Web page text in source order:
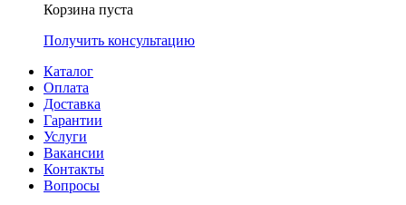
Корзина пуста
Получить консультацию
Каталог
Оплата
Доставка
Гарантии
Услуги
Вакансии
Контакты
Вопросы